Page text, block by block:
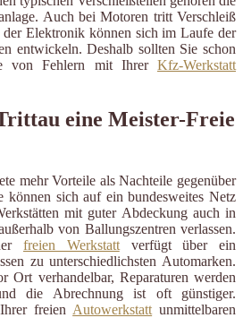
Auch bei Motoren tritt Verschleiß
Elektronik können sich im Laufe der
entwickeln. Deshalb sollten Sie schon
von Fehlern mit Ihrer Kfz-Werkstatt
eine Meister-Freie
mehr Vorteile als Nachteile gegenüber
können sich auf ein bundesweites Netz
mit guter Abdeckung auch in
von Ballungszentren verlassen.
freien Werkstattverfügt über ein
zu unterschiedlichsten Automarken.
Ort verhandelbar, Reparaturen werden
die Abrechnung ist oft günstiger.
freienAutowerkstattunmittelbaren